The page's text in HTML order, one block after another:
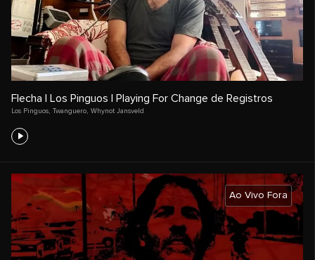
Flecha | Los Pinguos | Playing For Change de Registros
Los Pinguos Twanguero Whynot Jansveld
Ao Vivo Fora